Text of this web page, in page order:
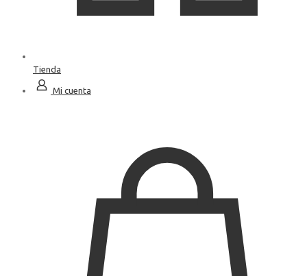
Tienda
Mi cuenta